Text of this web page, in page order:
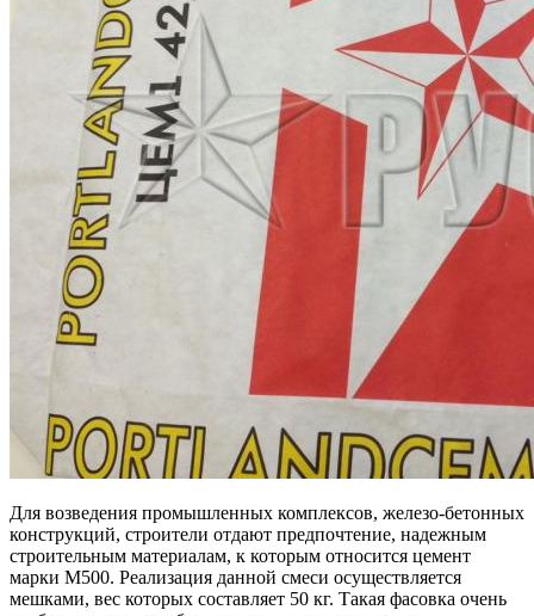
Для возведения промышленных комплексов, железо-бетонных
конструкций, строители отдают предпочтение, надежным
строительным материалам, к которым относится цемент
марки М500. Реализация данной смеси осуществляется
мешками, вес которых составляет 50 кг. Такая фасовка очень